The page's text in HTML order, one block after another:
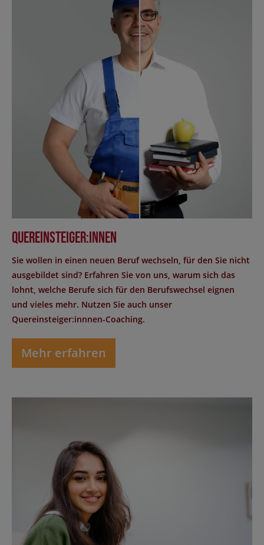
Quereinsteiger:innen
Sie wollen in einen neuen Beruf wechseln, für den Sie nicht
ausgebildet sind? Erfahren Sie von uns, warum sich das
lohnt, welche Berufe sich für den Berufswechsel eignen
und vieles mehr. Nutzen Sie auch unser
Quereinsteiger:innnen-Coaching.
Mehr erfahren